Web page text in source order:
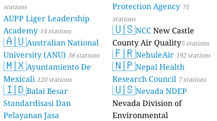
stations
AUPP Liger Leadership
Academy 14 stations
🇦🇺Australian National
University (ANU) 38 stations
🇲🇽Ayuntamiento De
Mexicali 120 stations
🇮🇩Balai Besar
Standardisasi Dan
Pelayanan Jasa
Protection Agency 71
stations
🇺🇸NCCNew Castle
County Air Quality5 stations
🇫🇷NebuleAir 192 stations
🇳🇵Nepal Health
Research Council 7 stations
🇺🇸Nevada NDEP
Nevada Division of
Environmental